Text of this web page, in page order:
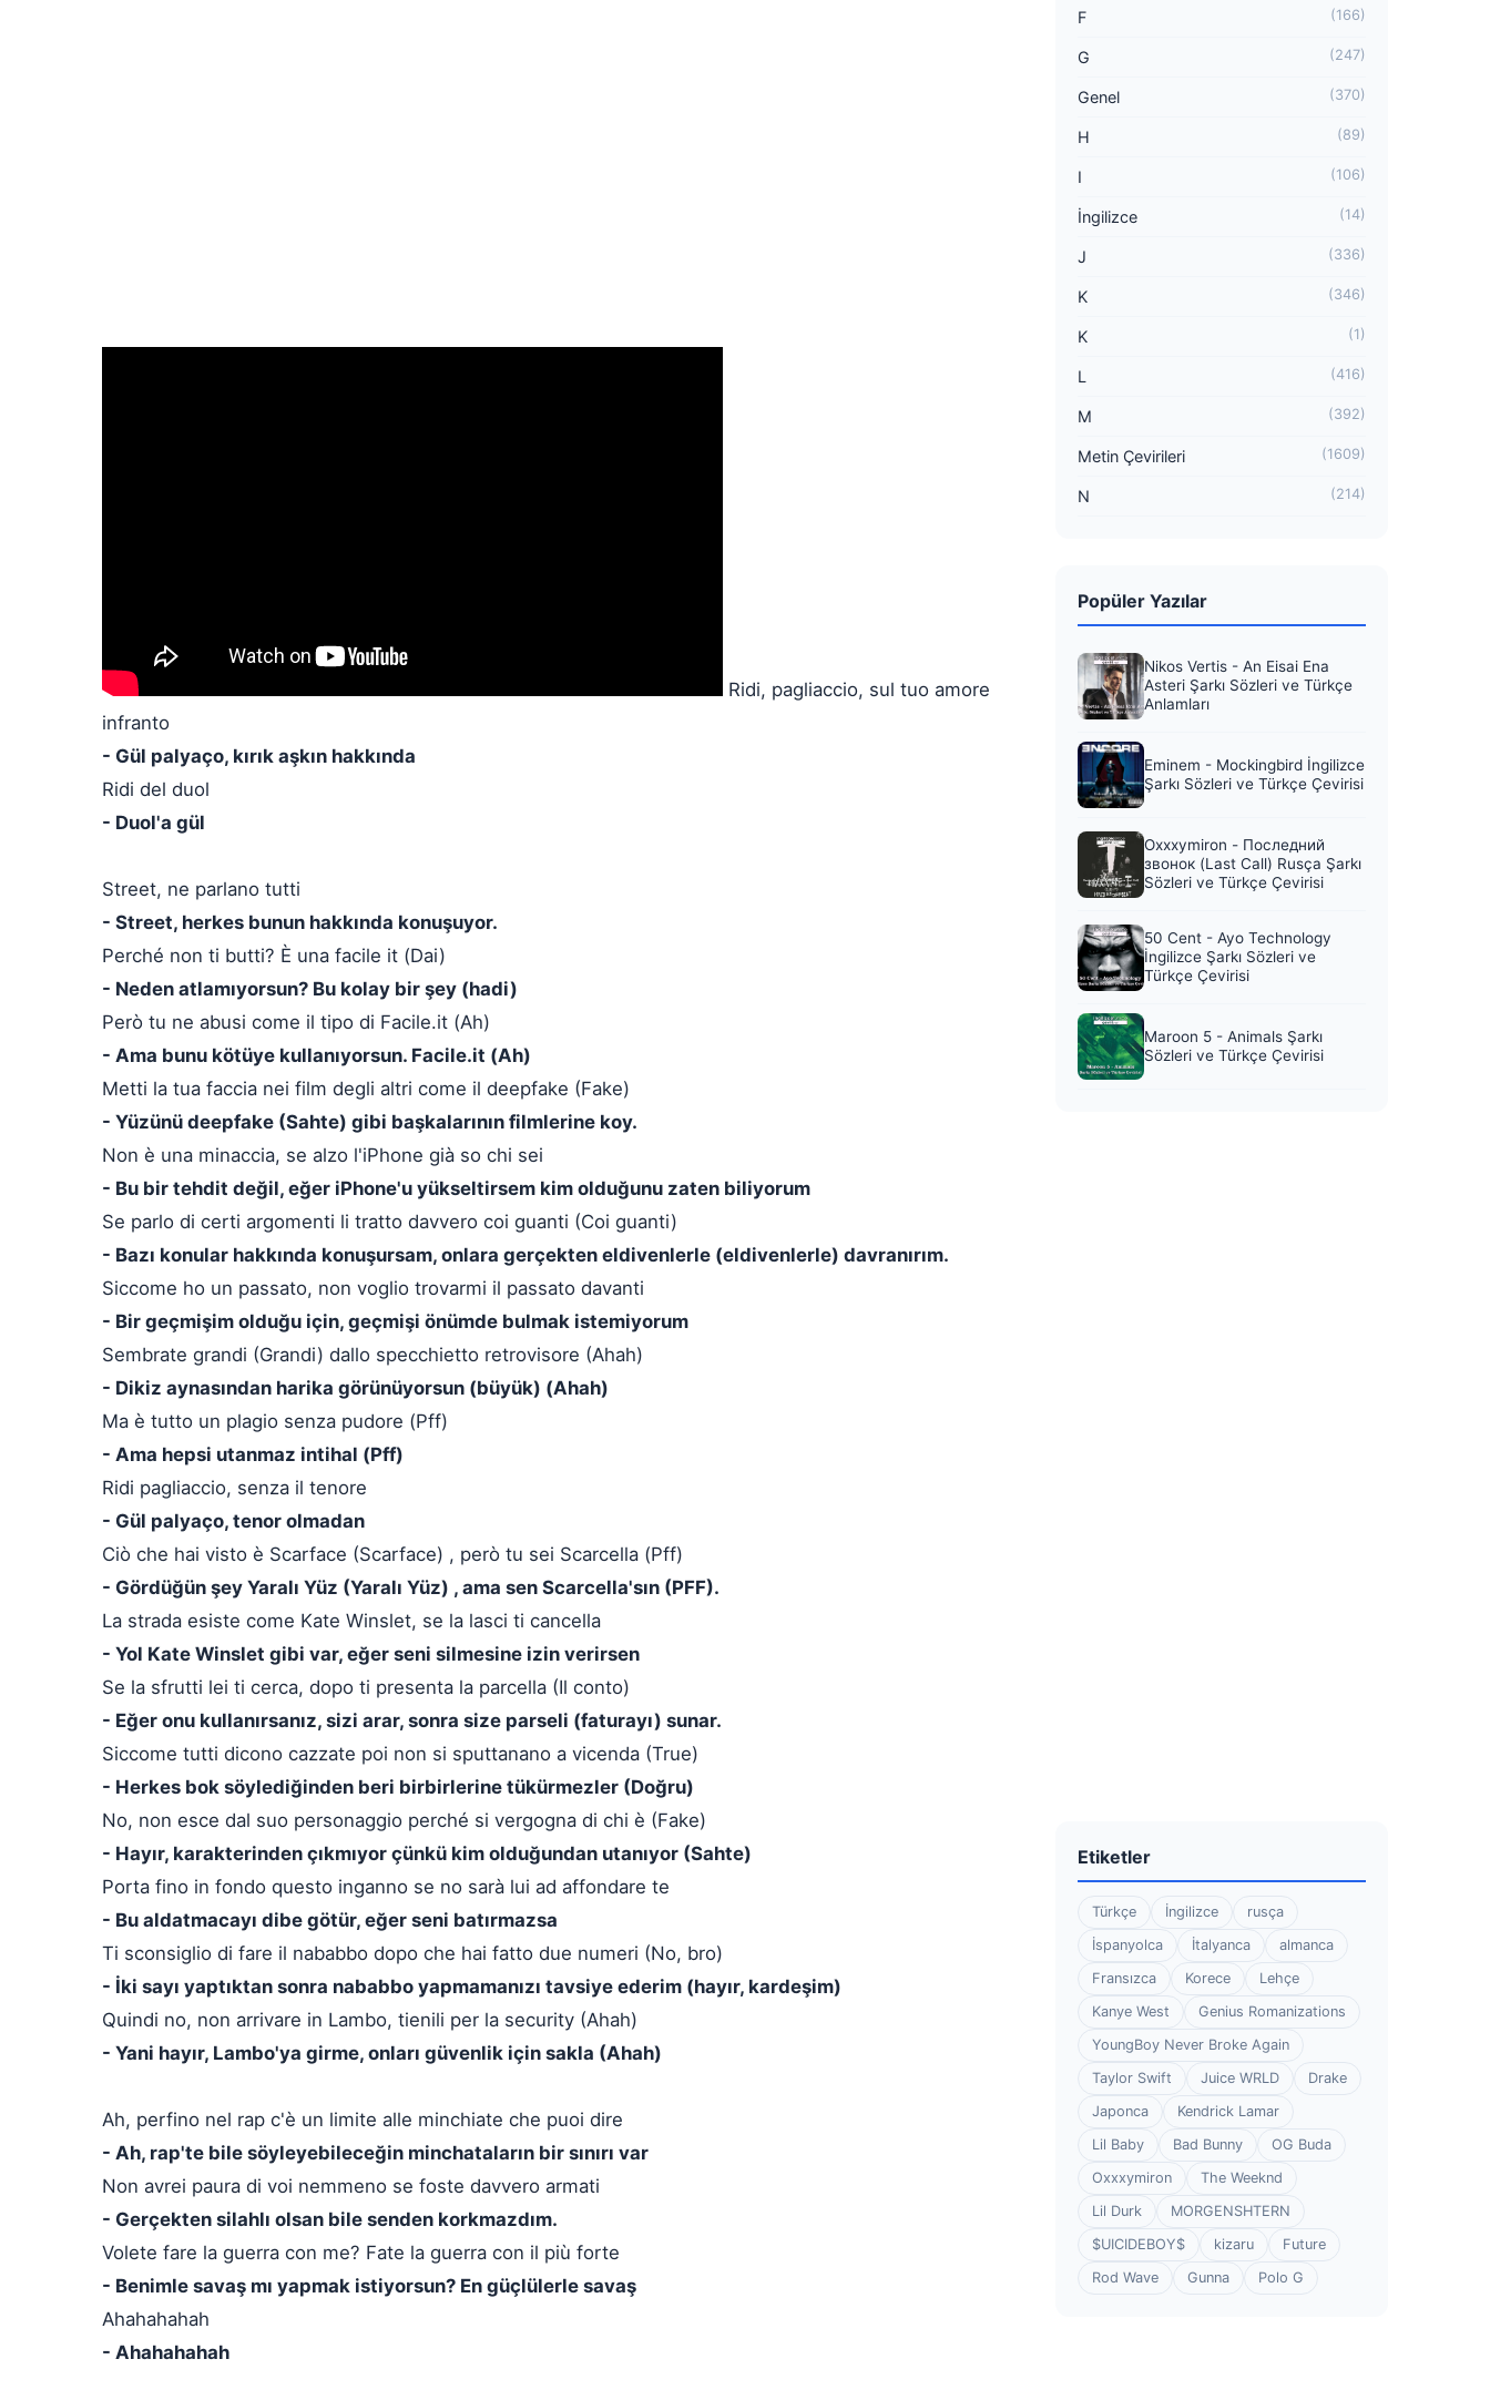
Ridi, pagliaccio, sul tuo amore
infranto
- Gül palyaço, kırık aşkın hakkında
Ridi del duol
- Duol'a gül
Street, ne parlano tutti
- Street, herkes bunun hakkında konuşuyor.
Perché non ti butti? È una facile it (Dai)
- Neden atlamıyorsun? Bu kolay bir şey (hadi)
Però tu ne abusi come il tipo di Facile.it (Ah)
- Ama bunu kötüye kullanıyorsun. Facile.it (Ah)
Metti la tua faccia nei film degli altri come il deepfake (Fake)
- Yüzünü deepfake (Sahte) gibi başkalarının filmlerine koy.
Non è una minaccia, se alzo l'iPhone già so chi sei
- Bu bir tehdit değil, eğer iPhone'u yükseltirsem kim olduğunu zaten biliyorum
Se parlo di certi argomenti li tratto davvero coi guanti (Coi guanti)
- Bazı konular hakkında konuşursam, onlara gerçekten eldivenlerle (eldivenlerle) davranırım.
Siccome ho un passato, non voglio trovarmi il passato davanti
- Bir geçmişim olduğu için, geçmişi önümde bulmak istemiyorum
Sembrate grandi (Grandi) dallo specchietto retrovisore (Ahah)
- Dikiz aynasından harika görünüyorsun (büyük) (Ahah)
Ma è tutto un plagio senza pudore (Pff)
- Ama hepsi utanmaz intihal (Pff)
Ridi pagliaccio, senza il tenore
- Gül palyaço, tenor olmadan
Ciò che hai visto è Scarface (Scarface) , però tu sei Scarcella (Pff)
- Gördüğün şey Yaralı Yüz (Yaralı Yüz) , ama sen Scarcella'sın (PFF).
La strada esiste come Kate Winslet, se la lasci ti cancella
- Yol Kate Winslet gibi var, eğer seni silmesine izin verirsen
Se la sfrutti lei ti cerca, dopo ti presenta la parcella (Il conto)
- Eğer onu kullanırsanız, sizi arar, sonra size parseli (faturayı) sunar.
Siccome tutti dicono cazzate poi non si sputtanano a vicenda (True)
- Herkes bok söylediğinden beri birbirlerine tükürmezler (Doğru)
No, non esce dal suo personaggio perché si vergogna di chi è (Fake)
- Hayır, karakterinden çıkmıyor çünkü kim olduğundan utanıyor (Sahte)
Porta fino in fondo questo inganno se no sarà lui ad affondare te
- Bu aldatmacayı dibe götür, eğer seni batırmazsa
Ti sconsiglio di fare il nababbo dopo che hai fatto due numeri (No, bro)
- İki sayı yaptıktan sonra nababbo yapmamanızı tavsiye ederim (hayır, kardeşim)
Quindi no, non arrivare in Lambo, tienili per la security (Ahah)
- Yani hayır, Lambo'ya girme, onları güvenlik için sakla (Ahah)
Ah, perfino nel rap c'è un limite alle minchiate che puoi dire
- Ah, rap'te bile söyleyebileceğin minchataların bir sınırı var
Non avrei paura di voi nemmeno se foste davvero armati
- Gerçekten silahlı olsan bile senden korkmazdım.
Volete fare la guerra con me? Fate la guerra con il più forte
- Benimle savaş mı yapmak istiyorsun? En güçlülerle savaş
Ahahahahah
- Ahahahahah
F (166)
G (247)
Genel (370)
H (89)
I (106)
İngilizce (14)
J (336)
K (346)
K (1)
L (416)
M (392)
Metin Çevirileri (1609)
N (214)
Popüler Yazılar
Nikos Vertis - An Eisai Ena
Asteri Şarkı Sözleri ve Türkçe
Anlamları
Eminem - Mockingbird İngilizce
Şarkı Sözleri ve Türkçe Çevirisi
Oxxxymiron - Последний
звонок (Last Call) Rusça Şarkı
Sözleri ve Türkçe Çevirisi
50 Cent - Ayo Technology
İngilizce Şarkı Sözleri ve
Türkçe Çevirisi
Maroon 5 - Animals Şarkı
Sözleri ve Türkçe Çevirisi
Etiketler
Türkçe İngilizce
rusça
İspanyolca
İtalyanca
almanca
Fransızca
Korece
Lehçe
Kanye West
Genius Romanizations
YoungBoy Never Broke Again
Taylor Swift
Juice WRLD
Drake
Japonca
Kendrick Lamar
Lil Baby
Bad Bunny
OG Buda
Oxxxymiron
The Weeknd
Lil Durk
MORGENSHTERN
$UICIDEBOY$
kizaru
Future
Rod Wave
Gunna Polo G